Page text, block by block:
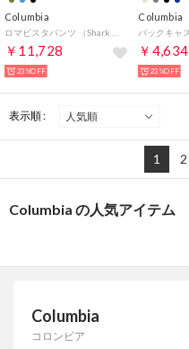
Columbia
￥11,728
23%OFF
Columbia
￥4,634
23%OFF
表示順 :
1 2
Columbia の人気アイテム
Columbia
コロンビア